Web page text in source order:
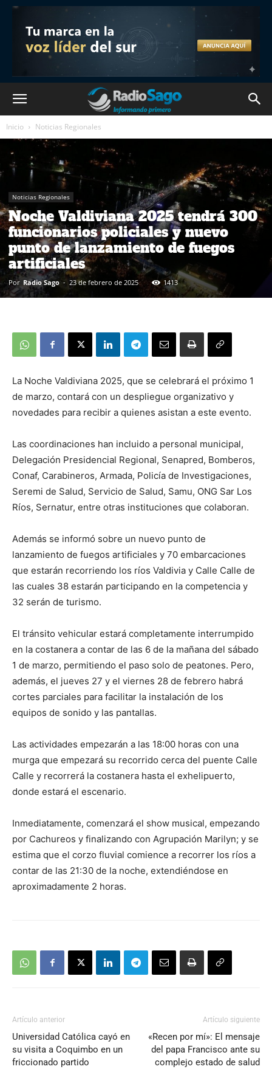
Inicio Noticias Regionales
Noticias Regionales
Noche Valdiviana 2025 tendrá 300
funcionarios policiales y nuevo
punto de lanzamiento de fuegos
artificiales
Por Radio Sago - 23 de febrero de 2025 1413
La Noche Valdiviana 2025, que se celebrará el próximo 1
de marzo, contará con un despliegue organizativo y
novedades para recibir a quienes asistan a este evento.
Las coordinaciones han incluido a personal municipal,
Delegación Presidencial Regional, Senapred, Bomberos,
Conaf, Carabineros, Armada, Policía de Investigaciones,
Seremi de Salud, Servicio de Salud, Samu, ONG Sar Los
Ríos, Sernatur, entre otras instituciones que colaboran.
Además se informó sobre un nuevo punto de
lanzamiento de fuegos artificiales y 70 embarcaciones
que estarán recorriendo los ríos Valdivia y Calle Calle de
las cuales 38 estarán participando en la competencia y
32 serán de turismo.
El tránsito vehicular estará completamente interrumpido
en la costanera a contar de las 6 de la mañana del sábado
1 de marzo, permitiendo el paso solo de peatones. Pero,
además, el jueves 27 y el viernes 28 de febrero habrá
cortes parciales para facilitar la instalación de los
equipos de sonido y las pantallas.
Las actividades empezarán a las 18:00 horas con una
murga que empezará su recorrido cerca del puente Calle
Calle y recorrerá la costanera hasta el exhelipuerto,
donde estará el escenario.
Inmediatamente, comenzará el show musical, empezando
por Cachureos y finalizando con Agrupación Marilyn; y se
estima que el corzo fluvial comience a recorrer los ríos a
contar de las 21:30 de la noche, extendiéndose en
aproximadamente 2 horas.
Artículo anterior
Universidad Católica cayó en
su visita a Coquimbo en un
friccionado partido
Artículo siguiente
«Recen por mí»: El mensaje
del papa Francisco ante su
complejo estado de salud